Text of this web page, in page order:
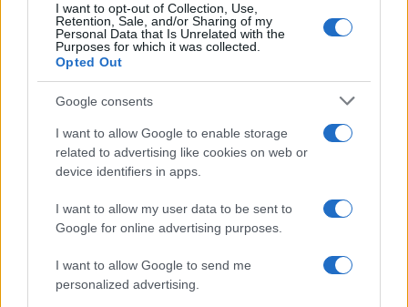
I want to opt-out of Collection, Use,
Retention, Sale, and/or Sharing of my
Personal Data that Is Unrelated with the
Purposes for which it was collected.
Opted Out
Google consents
I want to allow Google to enable storage
related to advertising like cookies on web or
device identifiers in apps.
I want to allow my user data to be sent to
Google for online advertising purposes.
I want to allow Google to send me
personalized advertising.
Productos locales y más vuelos: Binter
refuerza su apuesta por Canarias
Binter no solo conecta las islas, sino que…
INTERNACIONAL